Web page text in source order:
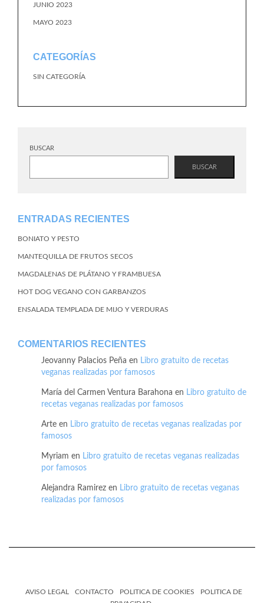
JUNIO 2023
MAYO 2023
CATEGORÍAS
SIN CATEGORÍA
BUSCAR
BUSCAR
ENTRADAS RECIENTES
BONIATO Y PESTO
MANTEQUILLA DE FRUTOS SECOS
MAGDALENAS DE PLÁTANO Y FRAMBUESA
HOT DOG VEGANO CON GARBANZOS
ENSALADA TEMPLADA DE MIJO Y VERDURAS
COMENTARIOS RECIENTES
Jeovanny Palacios Peña en Libro gratuito de recetas
veganas realizadas por famosos
María del Carmen Ventura Barahona en Libro gratuito de
recetas veganas realizadas por famosos
Arte en Libro gratuito de recetas veganas realizadas por
famosos
Myriam en Libro gratuito de recetas veganas realizadas
por famosos
Alejandra Ramirez en Libro gratuito de recetas veganas
realizadas por famosos
AVISO LEGAL CONTACTO POLITICA DE COOKIES
POLITICA DE